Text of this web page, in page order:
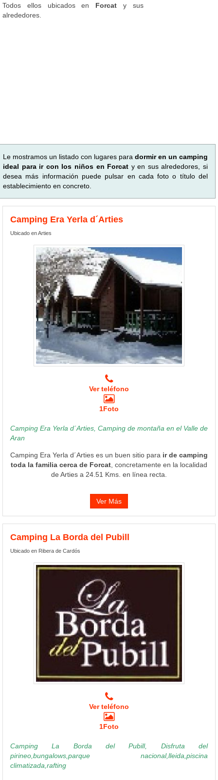
Todos ellos ubicados en Forcat y sus
alrededores.
Le mostramos un listado con lugares para dormir en un camping
ideal para ir con los niños en Forcat y en sus alrededores, si
desea más información puede pulsar en cada foto o título del
establecimiento en concreto.
Camping Era Yerla d´Arties
Ubicado en Arties
Ver teléfono
1Foto
Camping Era Yerla d´Arties, Camping de montaña en el Valle de
Aran
Camping Era Yerla d´Arties es un buen sitio para ir de camping
toda la familia cerca de Forcat , concretamente en la localidad
de Arties a 24.51 Kms. en línea recta.
Ver Más
Camping La Borda del Pubill
Ubicado en Ribera de Cardós
Ver teléfono
1Foto
Camping La Borda del Pubill, Disfruta del
pirineo,bungalows,parque nacional,lleida,piscina
climatizada,rafting